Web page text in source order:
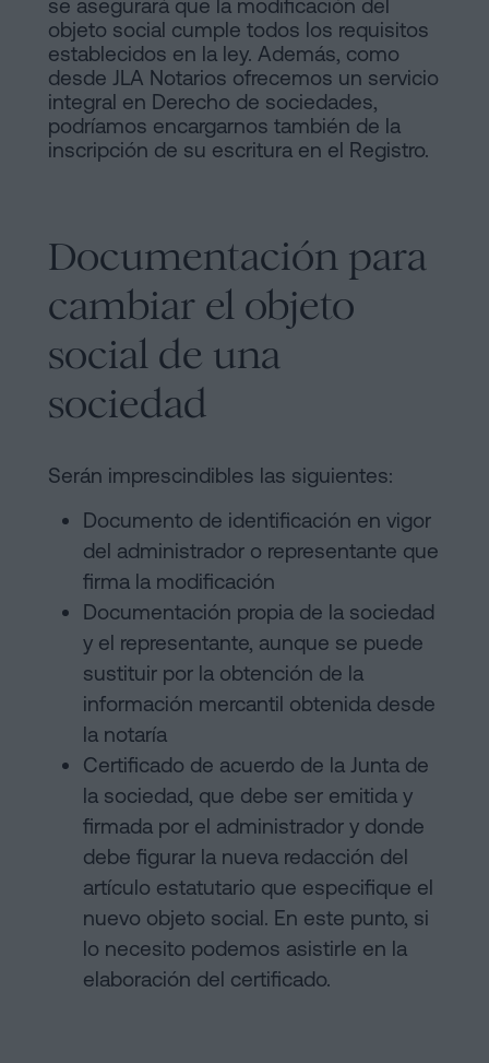
se asegurará que la modificación del
objeto social cumple todos los requisitos
establecidos en la ley. Además, como
desde JLA Notarios ofrecemos un servicio
integral en Derecho de sociedades,
podríamos encargarnos también de la
inscripción de su escritura en el Registro.
Documentación para
cambiar el objeto
social de una
sociedad
Serán imprescindibles las siguientes:
Documento de identificación en vigor
del administrador o representante que
firma la modificación
Documentación propia de la sociedad
y el representante, aunque se puede
sustituir por la obtención de la
información mercantil obtenida desde
la notaría
Certificado de acuerdo de la Junta de
la sociedad, que debe ser emitida y
firmada por el administrador y donde
debe figurar la nueva redacción del
artículo estatutario que especifique el
nuevo objeto social. En este punto, si
lo necesito podemos asistirle en la
elaboración del certificado.